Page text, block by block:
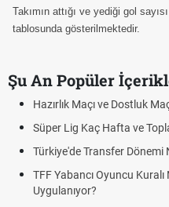
Takımın attığı ve yediği gol
tablosunda gösterilmektedir.
Şu An Popüler
Hazırlık Maçı ve Dostluk
Süper Lig Kaç Hafta ve
Türkiye'de Transfer Dönemi
TFF Yabancı Oyuncu
Uygulanıyor?